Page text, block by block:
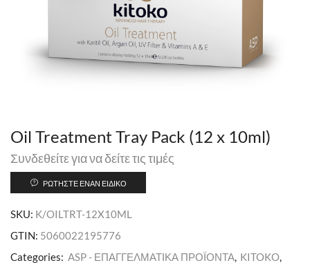
Oil Treatment Tray Pack (12 x 10ml)
Συνδεθείτε για να δείτε τις τιμές
ΡΩΤΉΣΤΕ ΈΝΑΝ ΕΙΔΙΚΌ
SKU: K/OILTRT-12X10ML
GTIN: 5060022195776
Categories: ASP - ΕΠΑΓΓΕΛΜΑΤΙΚΑ ΠΡΟΪΟΝΤΑ, KITOKO,